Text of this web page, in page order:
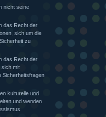
nicht seine
das Recht der
sich um die
zu
das Recht der
sich mit
Sicherheitsfragen
kulturelle und
und wenden